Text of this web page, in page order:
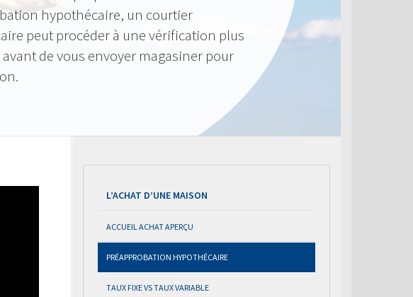
hypothécaire, un courtier
peut procéder à une vérification plus
de vous envoyer magasiner pour
L’ACHAT D’UNE MAISON
ACCUEIL ACHAT APERÇU
PRÉAPPROBATION HYPOTHÉCAIRE
TAUX FIXE VS TAUX VARIABLE